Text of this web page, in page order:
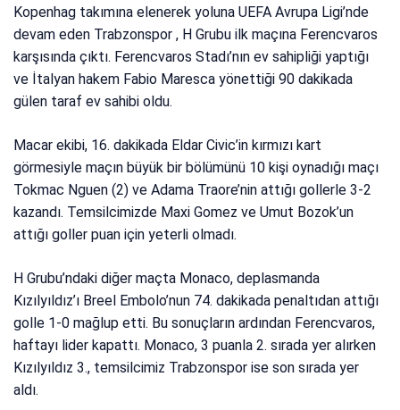
Kopenhag takımına elenerek yoluna UEFA Avrupa Ligi’nde
devam eden Trabzonspor , H Grubu ilk maçına Ferencvaros
karşısında çıktı. Ferencvaros Stadı’nın ev sahipliği yaptığı
ve İtalyan hakem Fabio Maresca yönettiği 90 dakikada
gülen taraf ev sahibi oldu.
Macar ekibi, 16. dakikada Eldar Civic’in kırmızı kart
görmesiyle maçın büyük bir bölümünü 10 kişi oynadığı maçı
Tokmac Nguen (2) ve Adama Traore’nin attığı gollerle 3-2
kazandı. Temsilcimizde Maxi Gomez ve Umut Bozok’un
attığı goller puan için yeterli olmadı.
H Grubu’ndaki diğer maçta Monaco, deplasmanda
Kızılyıldız’ı Breel Embolo’nun 74. dakikada penaltıdan attığı
golle 1-0 mağlup etti. Bu sonuçların ardından Ferencvaros,
haftayı lider kapattı. Monaco, 3 puanla 2. sırada yer alırken
Kızılyıldız 3., temsilcimiz Trabzonspor ise son sırada yer
aldı.